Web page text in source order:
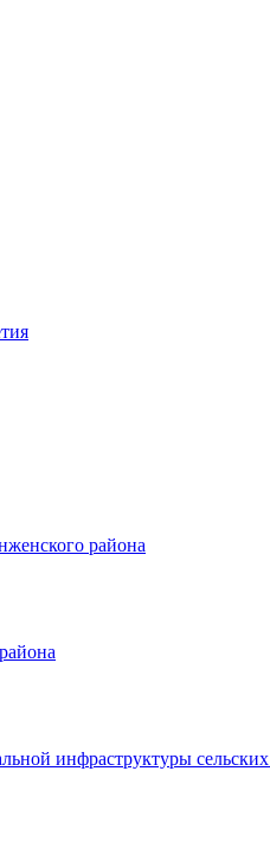
района
инфраструктуры